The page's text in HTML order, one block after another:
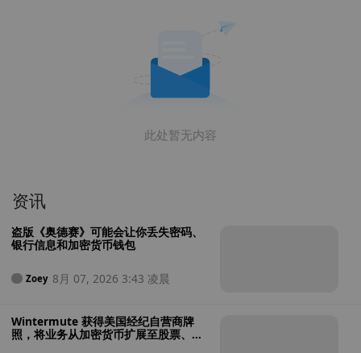
此处暂无内容
资讯
盗版《奥德赛》可能会让你丢失密码、
银行信息和加密货币钱包
Zoey 8月 07, 2026 3:43 凌晨
Wintermute 获得美国经纪自营商牌
照，将业务从加密货币扩展至股票、大